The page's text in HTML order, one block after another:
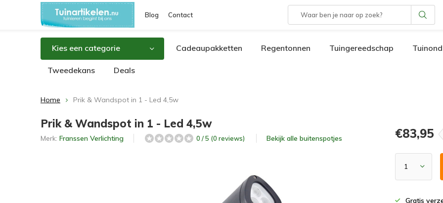
Blog Contact
Kies een categorie Cadeaupakketten Regentonnen Tuingereedschap
Tweedekans Deals
Home Prik & Wandspot in 1 - Led 4,5w
Prik & Wandspot in 1 - Led 4,5w
Merk: Franssen Verlichting 0 / 5 (0 reviews) Bekijk alle buitenspotjes €83,95
Gratis